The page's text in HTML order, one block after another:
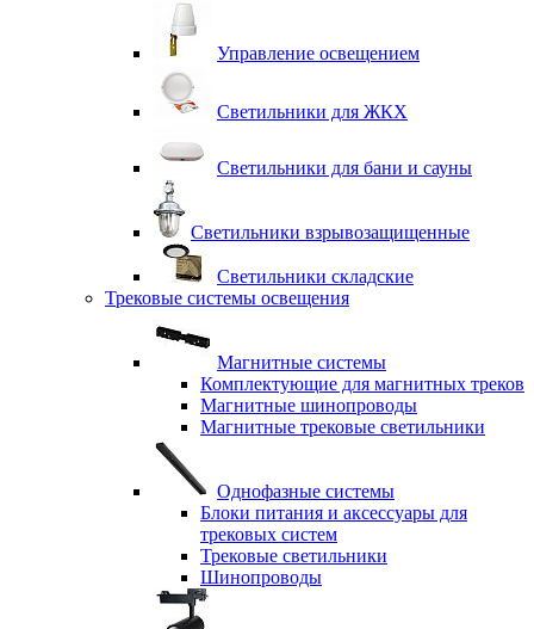
Управление освещением
Светильники для ЖКХ
Светильники для бани и сауны
Светильники взрывозащищенные
Светильники складские
Трековые системы освещения
Магнитные системы
Комплектующие для магнитных треков
Магнитные шинопроводы
Магнитные трековые светильники
Однофазные системы
Блоки питания и аксессуары для
трековых систем
Трековые светильники
Шинопроводы